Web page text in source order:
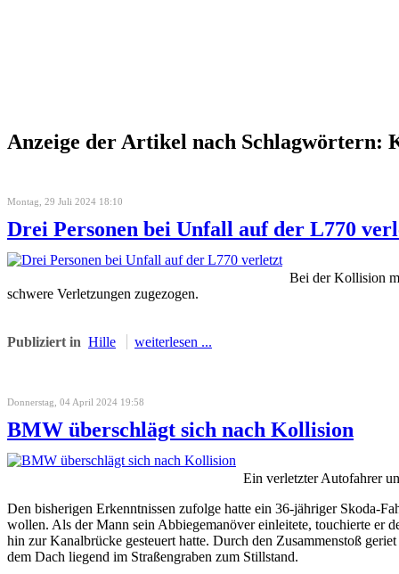
Anzeige der Artikel nach Schlagwörtern:
Montag, 29 Juli 2024 18:10
Drei Personen bei Unfall auf der L770
Bei der Kollision
schwere Verletzungen zugezogen.
Publiziert in Hille weiterlesen ...
Donnerstag, 04 April 2024 19:58
BMW überschlägt sich nach Kollision
Ein verletzter Autofahrer
Den bisherigen Erkenntnissen zufolge hatte ein 36-jähriger Skoda-
wollen. Als der Mann sein Abbiegemanöver einleitete, touchierte er
hin zur Kanalbrücke gesteuert hatte. Durch den Zusammenstoß
dem Dach liegend im Straßengraben zum Stillstand.